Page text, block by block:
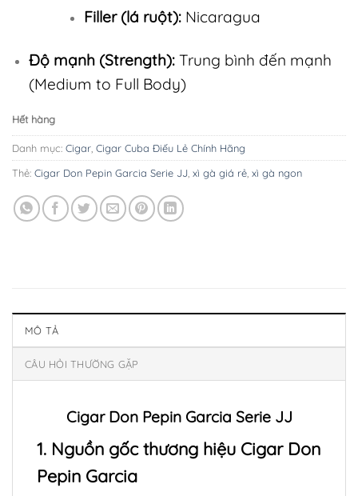
Filler (lá ruột):Nicaragua
Độ mạnh (Strength):Trung bình đến mạnh
(Medium to Full Body)
Hết hàng
Danh mục: Cigar, Cigar Cuba Điếu Lẻ Chính Hãng
Thẻ: Cigar Don Pepin Garcia Serie JJ, xì gà giá rẻ, xì gà ngon
MÔ TẢ
CÂU HỎI THƯỜNG GẶP
Cigar Don Pepin Garcia Serie JJ
1. Nguồn gốc thương hiệu Cigar Don
Pepin Garcia